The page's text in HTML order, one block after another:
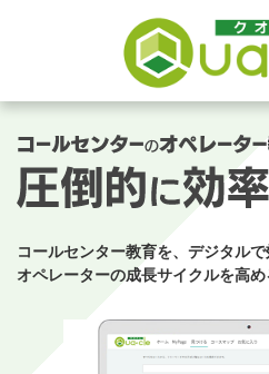
コールセンター教育を、デジタル
オペレーターの成長サイクルを高